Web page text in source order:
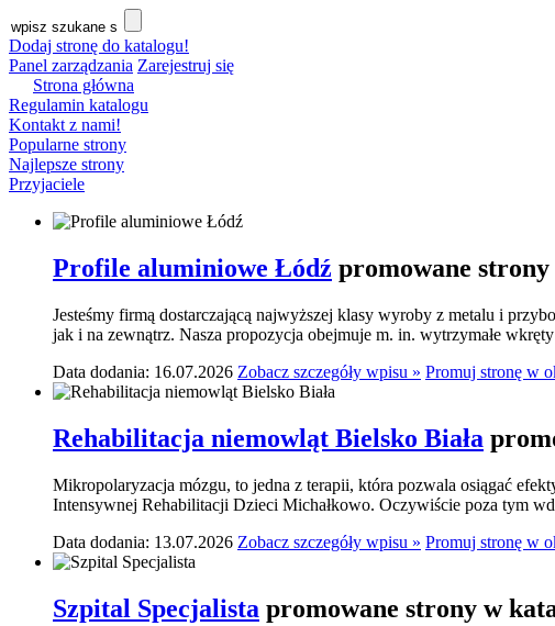
Dodaj stronę do katalogu!
Panel zarządzania Zarejestruj się
Strona główna
Regulamin katalogu
Kontakt z nami!
Popularne strony
Najlepsze strony
Przyjaciele
Profile aluminiowe Łódź promowane
Jesteśmy firmą dostarczającą najwyższej klasy wyroby z metalu i
jak i na zewnątrz. Nasza propozycja obejmuje m. in. wytrzymałe
Data dodania: 16.07.2026 Zobacz szczegóły wpisu » Promuj stronę w
Rehabilitacja niemowląt Bielsko Biała
Mikropolaryzacja mózgu, to jedna z terapii, która pozwala osiągać
Intensywnej Rehabilitacji Dzieci Michałkowo. Oczywiście poza tym
Data dodania: 13.07.2026 Zobacz szczegóły wpisu » Promuj stronę w
Szpital Specjalista promowane strony w